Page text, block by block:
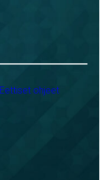
Eettiset ohjeet